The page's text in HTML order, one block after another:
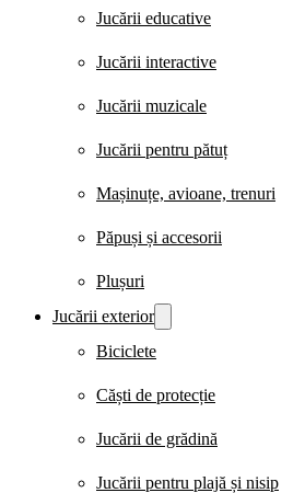
Jucării educative
Jucării interactive
Jucării muzicale
Jucării pentru pătuț
Mașinuțe, avioane, trenuri
Păpuși și accesorii
Plușuri
Jucării exterior
Biciclete
Căști de protecție
Jucării de grădină
Jucării pentru plajă și nisip